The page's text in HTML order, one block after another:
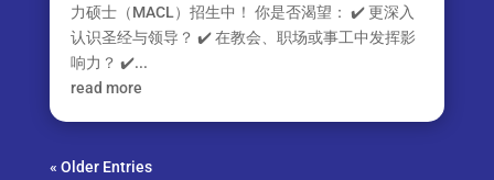
力硕士（MACL）招生中！ 你是否渴望： ✔️ 更深入
认识圣经与领导？ ✔️ 在教会、职场或事工中发挥影
响力？ ✔️...
read more
« Older Entries